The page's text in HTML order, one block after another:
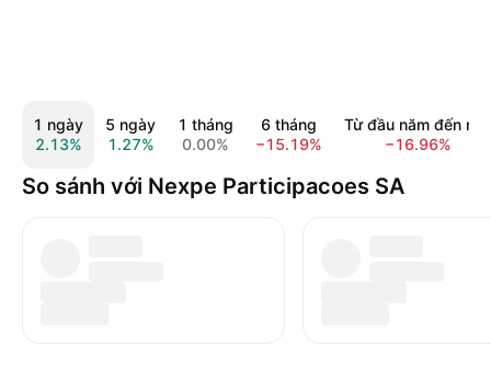
1 ngày
2.13%
5 ngày
1.27%
1 tháng
0.00%
6 tháng
−15.19%
Từ đầu năm đến nay
−16.96%
So sánh với Nexpe Participacoes SA